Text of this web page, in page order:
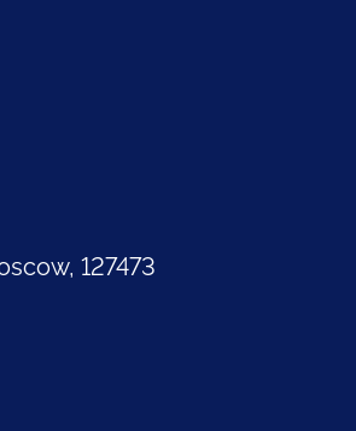
127473